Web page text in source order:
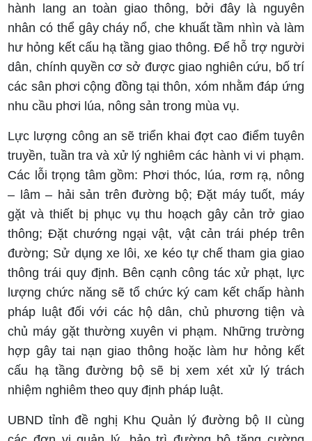
hành lang an toàn giao thông, bởi đây là nguyên
nhân có thể gây cháy nổ, che khuất tầm nhìn và làm
hư hỏng kết cấu hạ tầng giao thông. Để hỗ trợ người
dân, chính quyền cơ sở được giao nghiên cứu, bố trí
các sân phơi cộng đồng tại thôn, xóm nhằm đáp ứng
nhu cầu phơi lúa, nông sản trong mùa vụ.
Lực lượng công an sẽ triển khai đợt cao điểm tuyên
truyền, tuần tra và xử lý nghiêm các hành vi vi phạm.
Các lỗi trọng tâm gồm: Phơi thóc, lúa, rơm rạ, nông
– lâm – hải sản trên đường bộ; Đặt máy tuốt, máy
gặt và thiết bị phục vụ thu hoạch gây cản trở giao
thông; Đặt chướng ngại vật, vật cản trái phép trên
đường; Sử dụng xe lôi, xe kéo tự chế tham gia giao
thông trái quy định. Bên cạnh công tác xử phạt, lực
lượng chức năng sẽ tổ chức ký cam kết chấp hành
pháp luật đối với các hộ dân, chủ phương tiện và
chủ máy gặt thường xuyên vi phạm. Những trường
hợp gây tai nạn giao thông hoặc làm hư hỏng kết
cấu hạ tầng đường bộ sẽ bị xem xét xử lý trách
nhiệm nghiêm theo quy định pháp luật.
UBND tỉnh đề nghị Khu Quản lý đường bộ II cùng